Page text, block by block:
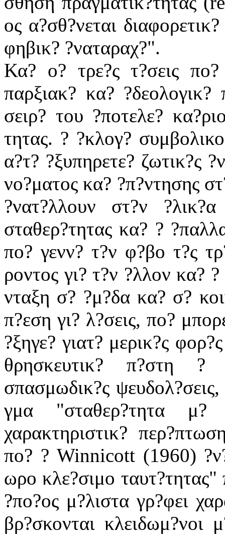
ος α?σθ?νεται
φηβικ? ?ναταραχ?".
Κα? ο? τρε?ς τ?σεις
παρξιακ? κα?
σειρ? του ?ποτελε?
τητας. ? ?κλογ?
α?τ? ?ξυπηρετε? ζωτικ?ς
νο?ματος κα? ?π?ντησης
?νατ?λλουν στ?ν
σταθερ?τητας κα? ?
πο? γενν? τ?ν φ?βο τ?ς
ροντος γι? τ?ν ?λλον κα?
νταξη σ? ?μ?δα κα? σ?
π?εση γι? λ?σεις, πο?
?ξηγε? γιατ? μερικ?ς
θρησκευτικ? π?στη ?
σπασμωδικ?ς
γμα "σταθερ?τητα
χαρακτηριστικ?
πο? ? Winnicott (1960)
ωρο κλε?σιμο
?πο?ος μ?λιστα γρ?φει
βρ?σκονται κλειδωμ?νοι